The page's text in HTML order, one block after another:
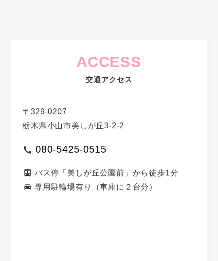
ACCESS
交通アクセス
〒329-0207
栃木県小山市美しが丘3-2-2
080-5425-0515
バス停「美しが丘公園前」から徒歩1分
専用駐輪場有り（車庫に２台分）